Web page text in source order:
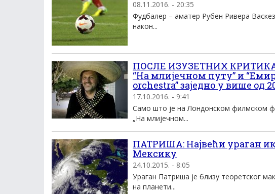
08.11.2016. - 20:35
Фудбалер – аматер Рубен Ривера
након...
ПОСЛЕ ИЗУЗЕТНИХ
“На млијечном путу” и
orchestra” заједно у више од
17.10.2016. - 9:41
Само што је на Лондонском филмском
„На млијечном...
ПАТРИША: Највећи ураган
Мексику
24.10.2015. - 8:05
Ураган Патриша је близу теоретског
на планети...